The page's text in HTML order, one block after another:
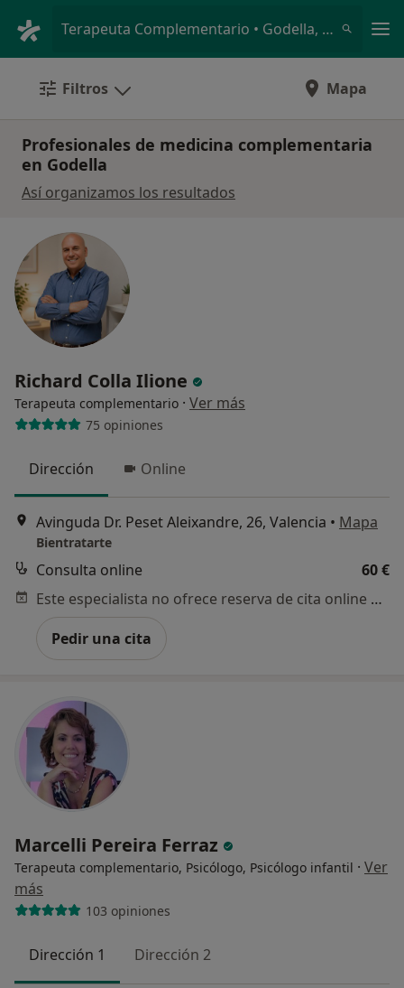
Terapeuta Complementario • Godella, Valencia
Filtros Mapa
Profesionales de medicina complementaria
en Godella
Así organizamos los resultados
Richard Colla Ilione
Terapeuta complementario · Ver más
75 opiniones
Dirección Online
Avinguda Dr. Peset Aleixandre, 26, Valencia • Mapa
Bientratarte
Consulta online
60 €
Este especialista no ofrece reserva de cita online en esta dirección.
Pedir una cita
Marcelli Pereira Ferraz
Terapeuta complementario, Psicólogo, Psicólogo infantil · Ver
más
103 opiniones
Dirección 1 Dirección 2